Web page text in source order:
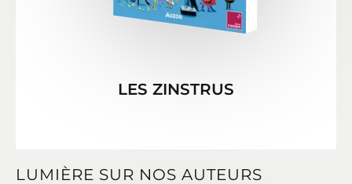
LES ZINSTRUS
LUMIÈRE SUR NOS AUTEURS